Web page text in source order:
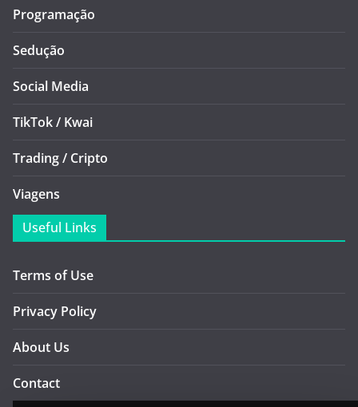
Programação
Sedução
Social Media
TikTok / Kwai
Trading / Cripto
Viagens
Useful Links
Terms of Use
Privacy Policy
About Us
Contact